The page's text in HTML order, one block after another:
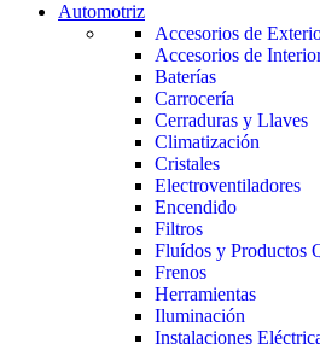
Automotriz
Accesorios de
Accesorios de
Baterías
Carrocería
Cerraduras y Llaves
Climatización
Cristales
Electroventiladores
Encendido
Filtros
Fluídos y Productos
Frenos
Herramientas
Iluminación
Instalaciones